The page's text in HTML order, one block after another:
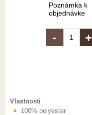
Poznámka k
objednávke
- +
Vlastnosti
100% polyester